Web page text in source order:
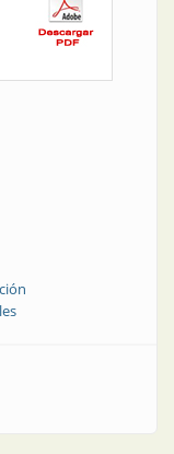
| Control optimizado